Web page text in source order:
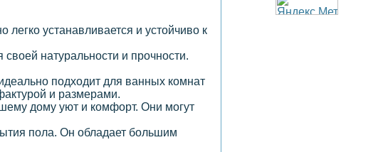
устанавливается и устойчиво к
натуральности и прочности.
подходит для ванных комнат
и размерами.
дому уют и комфорт. Они могут
пола. Он обладает большим